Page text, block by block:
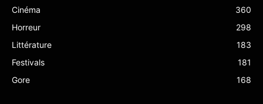
Cinéma
360
Horreur
298
Littérature
183
Festivals
181
Gore
168